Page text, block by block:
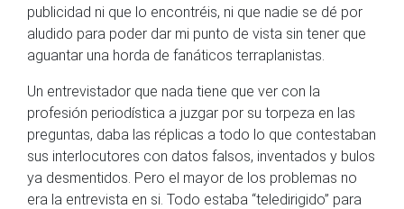
publicidad ni que lo encontréis, ni que nadie se dé por
aludido para poder dar mi punto de vista sin tener que
aguantar una horda de fanáticos terraplanistas.
Un entrevistador que nada tiene que ver con la
profesión periodística a juzgar por su torpeza en las
preguntas, daba las réplicas a todo lo que contestaban
sus interlocutores con datos falsos, inventados y bulos
ya desmentidos. Pero el mayor de los problemas no
era la entrevista en si. Todo estaba “teledirigido” para